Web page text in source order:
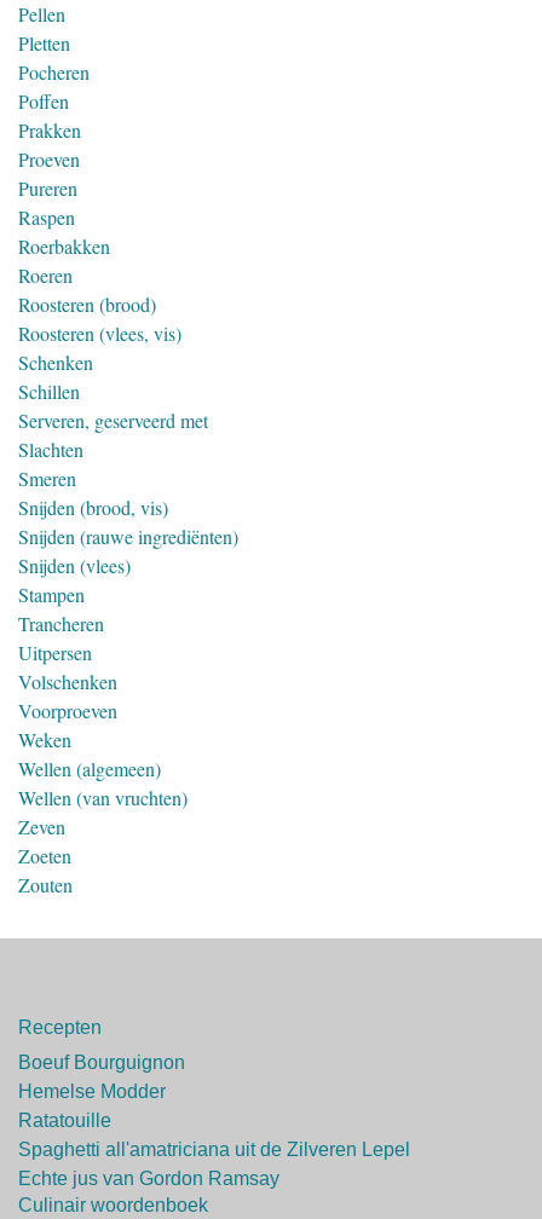
Pellen
Pletten
Pocheren
Poffen
Prakken
Proeven
Pureren
Raspen
Roerbakken
Roeren
Roosteren (brood)
Roosteren (vlees, vis)
Schenken
Schillen
Serveren, geserveerd met
Slachten
Smeren
Snijden (brood, vis)
Snijden (rauwe ingrediënten)
Snijden (vlees)
Stampen
Trancheren
Uitpersen
Volschenken
Voorproeven
Weken
Wellen (algemeen)
Wellen (van vruchten)
Zeven
Zoeten
Zouten
Recepten
Boeuf Bourguignon
Hemelse Modder
Ratatouille
Spaghetti all'amatriciana uit de Zilveren Lepel
Echte jus van Gordon Ramsay
Culinair woordenboek